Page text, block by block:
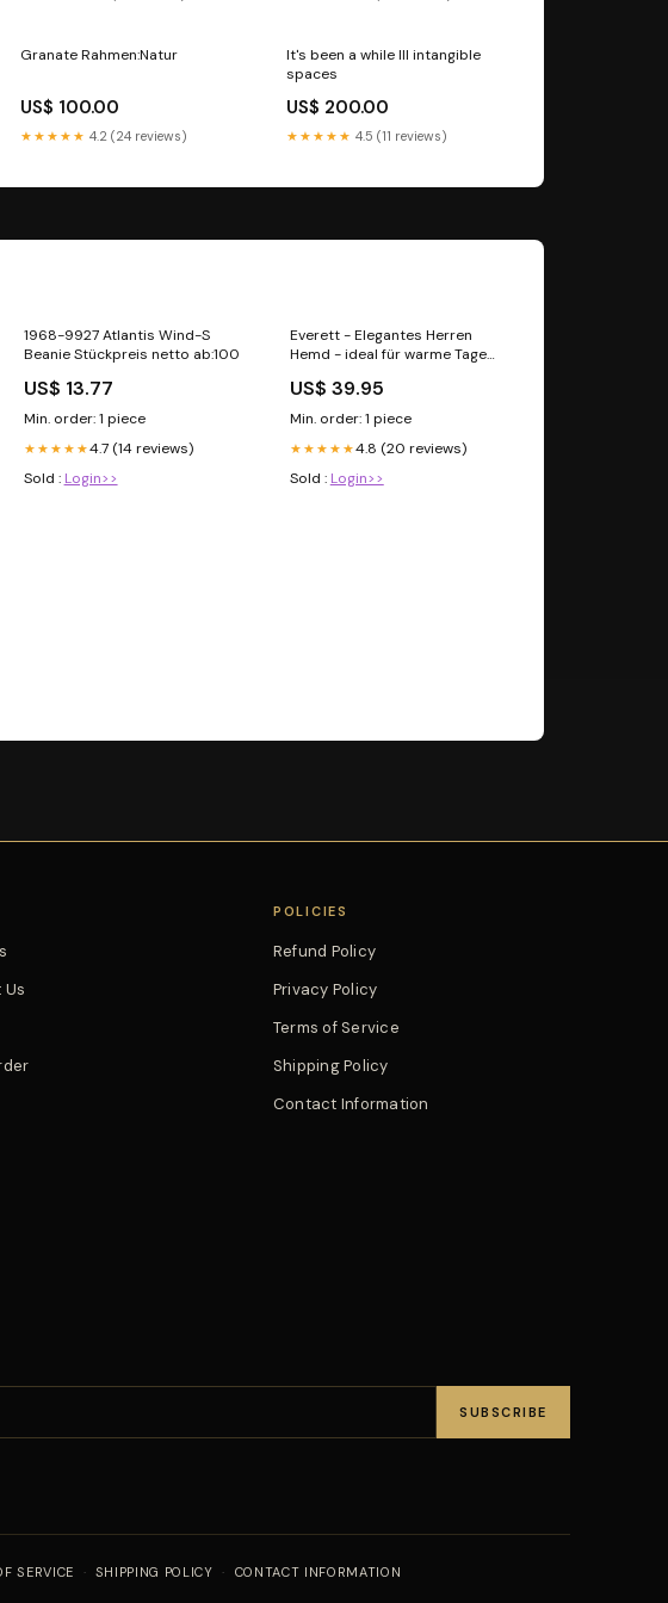
Granate Rahmen:Natur
US$ 100.00
★★★★★ 4.2 (24 reviews)
It's been a while III intangible
spaces
US$ 200.00
★★★★★ 4.5 (11 reviews)
1968-9927 Atlantis Wind-S
Beanie Stückpreis netto ab:100
US$ 13.77
Min. order: 1 piece
★★★★★4.7 (14 reviews)
Sold : Login>>
Everett - Elegantes Herren
Hemd - ideal für warme Tage
US$ 39.95
Min. order: 1 piece
★★★★★4.8 (20 reviews)
Sold : Login>>
POLICIES
Refund Policy
Privacy Policy
Terms of Service
Shipping Policy
Contact Information
SUBSCRIBE
SERVICE · SHIPPING POLICY · CONTACT INFORMATION